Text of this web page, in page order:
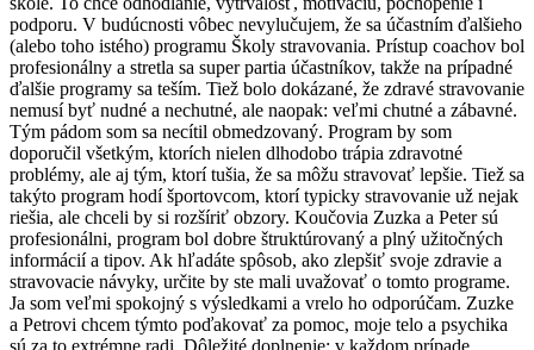
podporu. V budúcnosti vôbec nevylučujem, že sa účastním ďalšieho
(alebo toho istého) programu Školy stravovania. Prístup coachov bol
profesionálny a stretla sa super partia účastníkov, takže na prípadné
ďalšie programy sa teším. Tiež bolo dokázané, že zdravé stravovanie
nemusí byť nudné a nechutné, ale naopak: veľmi chutné a zábavné.
Tým pádom som sa necítil obmedzovaný. Program by som
doporučil všetkým, ktorích nielen dlhodobo trápia zdravotné
problémy, ale aj tým, ktorí tušia, že sa môžu stravovať lepšie. Tiež sa
takýto program hodí športovcom, ktorí typicky stravovanie už nejak
riešia, ale chceli by si rozšíriť obzory. Koučovia Zuzka a Peter sú
profesionálni, program bol dobre štruktúrovaný a plný užitočných
informácií a tipov. Ak hľadáte spôsob, ako zlepšiť svoje zdravie a
stravovacie návyky, určite by ste mali uvažovať o tomto programe.
Ja som veľmi spokojný s výsledkami a vrelo ho odporúčam. Zuzke
a Petrovi chcem týmto poďakovať za pomoc, moje telo a psychika
sú za to extrémne radi. Dôležité doplnenie: v každom prípade